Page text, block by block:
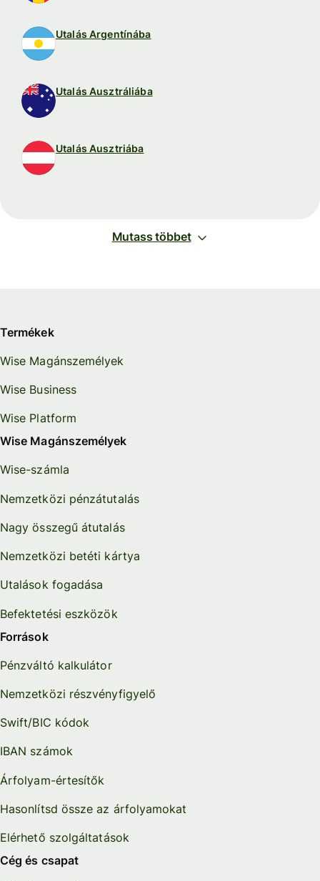
Utalás Argentínába
Utalás Ausztráliába
Utalás Ausztriába
Mutass többet
Termékek
Wise Magánszemélyek
Wise Business
Wise Platform
Wise Magánszemélyek
Wise-számla
Nemzetközi pénzátutalás
Nagy összegű átutalás
Nemzetközi betéti kártya
Utalások fogadása
Befektetési eszközök
Források
Pénzváltó kalkulátor
Nemzetközi részvényfigyelő
Swift/BIC kódok
IBAN számok
Árfolyam-értesítők
Hasonlítsd össze az árfolyamokat
Elérhető szolgáltatások
Cég és csapat